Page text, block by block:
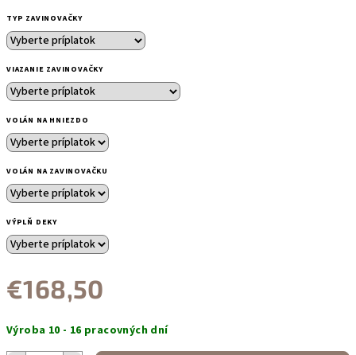
TYP ZAVINOVAČKY
VIAZANIE ZAVINOVAČKY
VOLÁN NA HNIEZDO
VOLÁN NA ZAVINOVAČKU
VÝPLŇ DEKY
€168,50
cena:
Výroba 10 - 16 pracovných dní